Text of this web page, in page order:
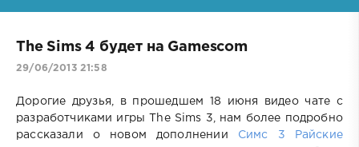
The Sims 4 будет на Gamescom
29/06/2013 21:58
Дорогие друзья, в прошедшем 18 июня видео чате с
разработчиками игры The Sims 3, нам более подробно
рассказали о новом дополнении
Симс 3 Райские